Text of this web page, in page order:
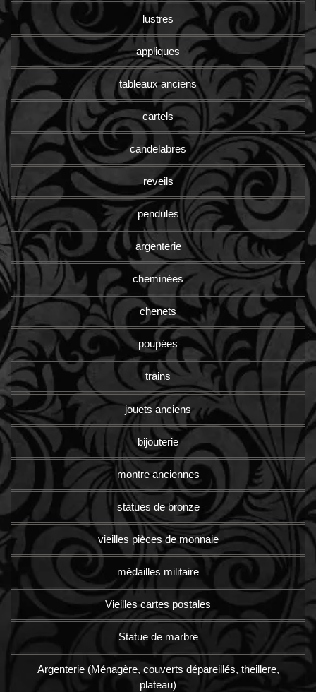
lustres
appliques
tableaux anciens
cartels
candelabres
reveils
pendules
argenterie
cheminées
chenets
poupées
trains
jouets anciens
bijouterie
montre anciennes
statues de bronze
vieilles pièces de monnaie
médailles militaire
Vieilles cartes postales
Statue de marbre
Argenterie (Ménagère, couverts dépareillés, theillere,
plateau)